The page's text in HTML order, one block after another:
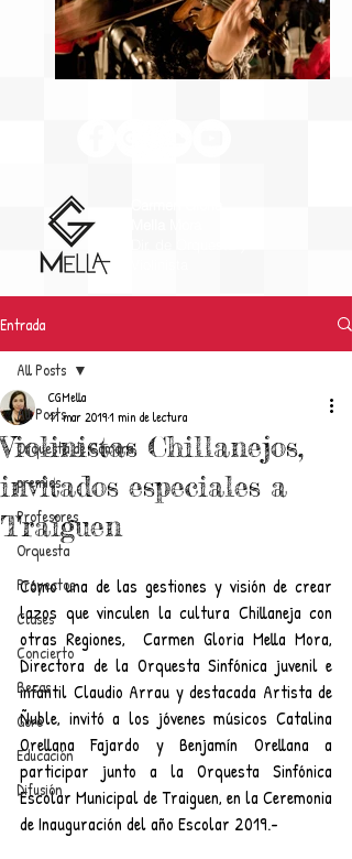
Entrada
All Posts
Orquesta de Cámara
premios
Profesores
Orquesta
Proyectos
Clases
Concierto
Becas
Gore
Educación
Difusión
All Posts
Violinistas Chillanejos,
invitados especiales a
Traiguen
CGMella
11 mar 20191 min de lectura
Cómo una de las gestiones y visión de crear
lazos que vinculen la cultura Chillaneja con
otras Regiones,  Carmen Gloria Mella Mora,
Directora de la Orquesta Sinfónica juvenil e
infantil Claudio Arrau y destacada Artista de
Ñuble, invitó a los jóvenes músicos Catalina
Orellana Fajardo y Benjamín Orellana a
participar junto a la Orquesta Sinfónica
Escolar Municipal de Traiguen, en la Ceremonia
de Inauguración del año Escolar 2019.-